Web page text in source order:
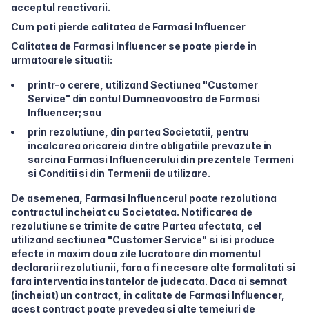
acceptul reactivarii.
Cum poti pierde calitatea de Farmasi Influencer
Calitatea de Farmasi Influencer se poate pierde in
urmatoarele situatii:
printr-o cerere, utilizand Sectiunea "Customer
Service" din contul Dumneavoastra de Farmasi
Influencer; sau
prin rezolutiune, din partea Societatii, pentru
incalcarea oricareia dintre obligatiile prevazute in
sarcina Farmasi Influencerului din prezentele Termeni
si Conditii si din Termenii de utilizare.
De asemenea, Farmasi Influencerul poate rezolutiona
contractul incheiat cu Societatea. Notificarea de
rezolutiune se trimite de catre Partea afectata, cel
utilizand sectiunea "Customer Service" si isi produce
efecte in maxim doua zile lucratoare din momentul
declararii rezolutiunii, fara a fi necesare alte formalitati si
fara interventia instantelor de judecata. Daca ai semnat
(incheiat) un contract, in calitate de Farmasi Influencer,
acest contract poate prevedea si alte temeiuri de